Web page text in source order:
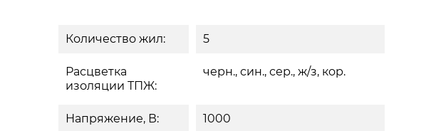
Количество жил: 5
Расцветка
изоляции ТПЖ:
черн., син., сер., ж/з, кор.
Напряжение, В: 1000